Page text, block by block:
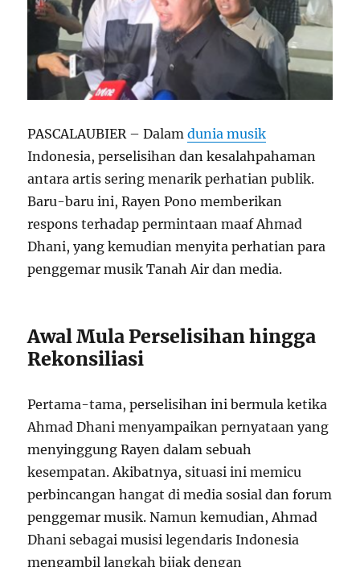
PASCALAUBIER – Dalamdunia musik
Indonesia, perselisihan dan kesalahpahaman
antara artis sering menarik perhatian publik.
Baru-baru ini, Rayen Pono memberikan
respons terhadap permintaan maaf Ahmad
Dhani, yang kemudian menyita perhatian para
penggemar musik Tanah Air dan media.
Awal Mula Perselisihan hingga
Rekonsiliasi
Pertama-tama, perselisihan ini bermula ketika
Ahmad Dhani menyampaikan pernyataan yang
menyinggung Rayen dalam sebuah
kesempatan. Akibatnya, situasi ini memicu
perbincangan hangat di media sosial dan forum
penggemar musik. Namun kemudian, Ahmad
Dhani sebagai musisi legendaris Indonesia
mengambil langkah bijak dengan